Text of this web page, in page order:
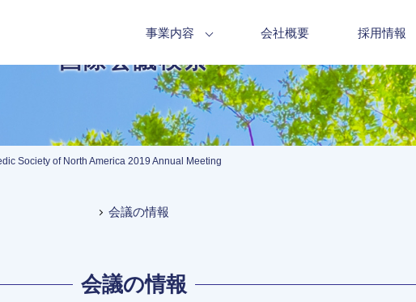
事業内容 会社概要 採用情報
国際会議検索
Society of North America 2019 Annual Meeting
会議の情報
会議の情報